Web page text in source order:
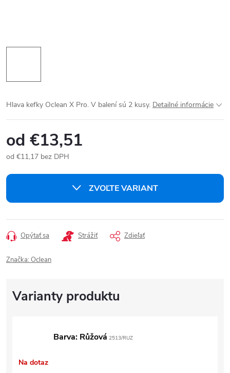
Hlava kefky Oclean X Pro. V balení sú 2 kusy. Detailné informácie
od €13,51
od €11,17 bez DPH
cena:
ZVOĽTE VARIANT
Opýtať sa Strážiť Zdieľať
Značka: Oclean
Barva: Růžová 2513/RUZ
Na dotaz